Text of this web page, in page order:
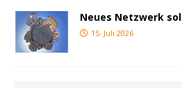
Neues Netzwerk
15. Juli 2026